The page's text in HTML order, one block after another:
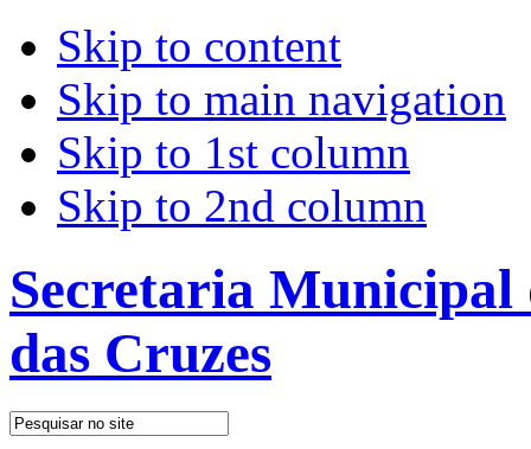
Skip to content
Skip to main navigation
Skip to 1st column
Skip to 2nd column
Secretaria
das Cruzes